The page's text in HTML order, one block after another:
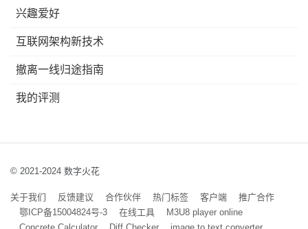
兴趣爱好
互联网架构新技术
撤离一线归途指南
我的评测
© 2021-2024 数字火花
关于我们 反馈建议 合作伙伴 热门标签 客户端
推广合作
鄂ICP备15004824号-3
在线工具
M3U8 player online